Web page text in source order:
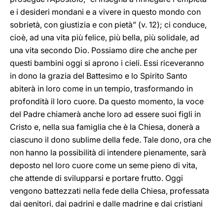
e i desideri mondani e a vivere in questo mondo con
sobrietà, con giustizia e con pietà” (v. 12); ci conduce,
cioè, ad una vita più felice, più bella, più solidale, ad
una vita secondo Dio. Possiamo dire che anche per
questi bambini oggi si aprono i cieli. Essi riceveranno
in dono la grazia del Battesimo e lo Spirito Santo
abiterà in loro come in un tempio, trasformando in
profondità il loro cuore. Da questo momento, la voce
del Padre chiamerà anche loro ad essere suoi figli in
Cristo e, nella sua famiglia che è la Chiesa, donerà a
ciascuno il dono sublime della fede. Tale dono, ora che
non hanno la possibilità di intendere pienamente, sarà
deposto nel loro cuore come un seme pieno di vita,
che attende di svilupparsi e portare frutto. Oggi
vengono battezzati nella fede della Chiesa, professata
dai genitori, dai padrini e dalle madrine e dai cristiani